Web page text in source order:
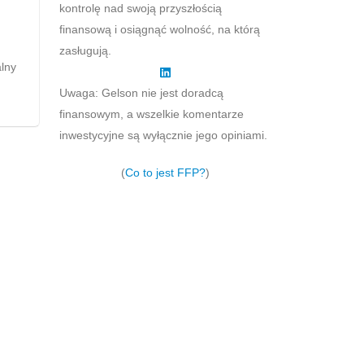
kontrolę nad swoją przyszłością
finansową i osiągnąć wolność, na którą
zasługują.
Uwaga: Gelson nie jest doradcą
finansowym, a wszelkie komentarze
inwestycyjne są wyłącznie jego opiniami.
(Co to jest FFP?)